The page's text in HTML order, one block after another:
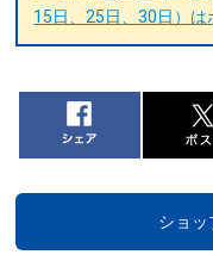
15日、25日、30日）は
ショッ